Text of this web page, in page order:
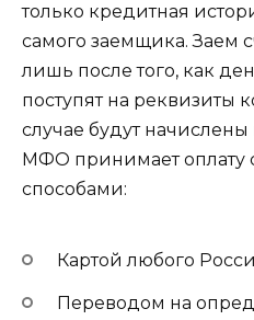
только кредитная
самого заемщика. Заем
лишь после того, как
поступят на реквизиты
случае будут
МФО принимает
способами:
Картой любого
Переводом на